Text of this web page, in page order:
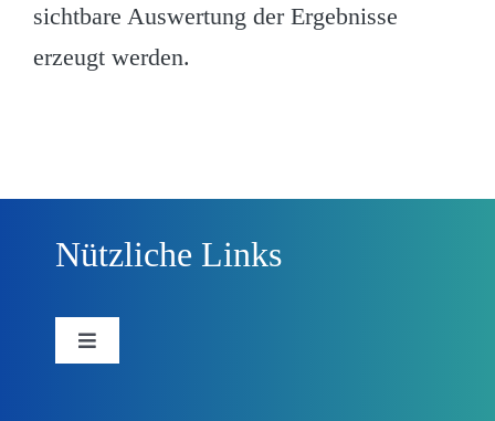
sichtbare Auswertung der Ergebnisse
erzeugt werden.
Nützliche Links
Toggle